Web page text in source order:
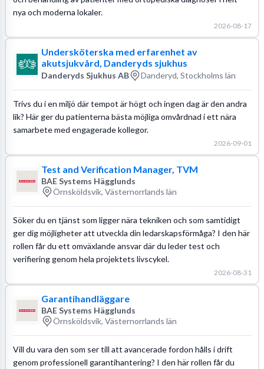
nya och moderna lokaler.
2026-08-17
Undersköterska med erfarenhet av
akutsjukvård, Danderyds sjukhus
Danderyds Sjukhus AB Danderyd, Stockholms län
Trivs du i en miljö där tempot är högt och ingen dag är den andra
lik? Här ger du patienterna bästa möjliga omvårdnad i ett nära
samarbete med engagerade kollegor.
2026-09-01
Test and Verification Manager, TVM
BAE Systems Hägglunds
Örnsköldsvik, Västernorrlands län
Söker du en tjänst som ligger nära tekniken och som samtidigt
ger dig möjligheter att utveckla din ledarskapsförmåga? I den här
rollen får du ett omväxlande ansvar där du leder test och
verifiering genom hela projektets livscykel.
2026-08-31
Garantihandläggare
BAE Systems Hägglunds
Örnsköldsvik, Västernorrlands län
Vill du vara den som ser till att avancerade fordon hålls i drift
genom professionell garantihantering? I den här rollen får du